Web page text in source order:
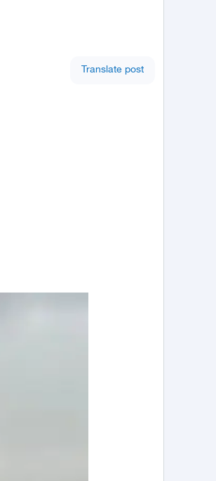
Translate post